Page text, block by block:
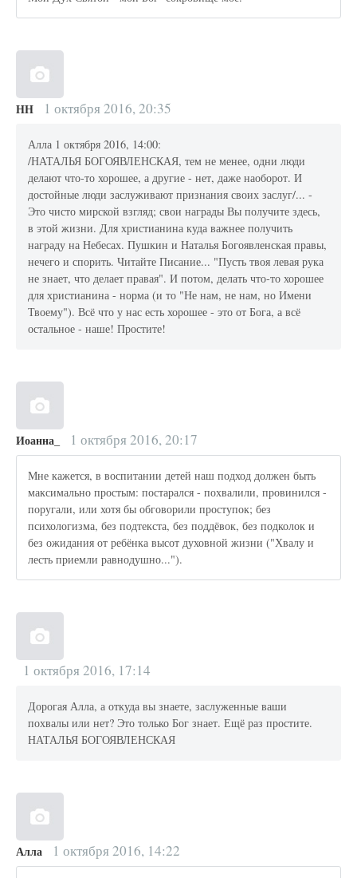
НН 1 октября 2016, 20:35
Алла 1 октября 2016, 14:00:
/НАТАЛЬЯ БОГОЯВЛЕНСКАЯ, тем не менее, одни люди
делают что-то хорошее, а другие - нет, даже наоборот. И
достойные люди заслуживают признания своих заслуг/... -
Это чисто мирской взгляд; свои награды Вы получите здесь,
в этой жизни. Для христианина куда важнее получить
награду на Небесах. Пушкин и Наталья Богоявленская правы,
нечего и спорить. Читайте Писание... "Пусть твоя левая рука
не знает, что делает правая". И потом, делать что-то хорошее
для христианина - норма (и то "Не нам, не нам, но Имени
Твоему"). Всё что у нас есть хорошее - это от Бога, а всё
остальное - наше! Простите!
Иоанна_ 1 октября 2016, 20:17
Мне кажется, в воспитании детей наш подход должен быть
максимально простым: постарался - похвалили, провинился -
поругали, или хотя бы обговорили проступок; без
психологизма, без подтекста, без поддёвок, без подколок и
без ожидания от ребёнка высот духовной жизни ("Хвалу и
лесть приемли равнодушно...").
1 октября 2016, 17:14
Дорогая Алла, а откуда вы знаете, заслуженные ваши
похвалы или нет? Это только Бог знает. Ещё раз простите.
НАТАЛЬЯ БОГОЯВЛЕНСКАЯ
Алла 1 октября 2016, 14:22